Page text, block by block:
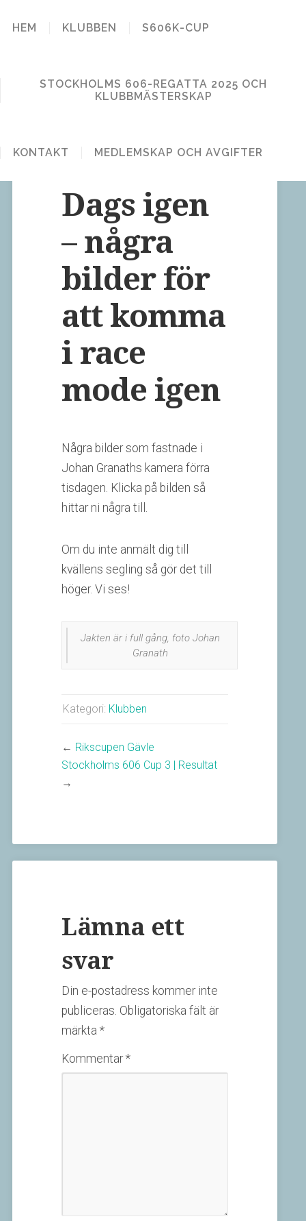
HEM KLUBBEN S606K-CUP
STOCKHOLMS 606-REGATTA 2025 OCH
KLUBBMÄSTERSKAP
KONTAKT MEDLEMSKAP OCH AVGIFTER
STOCKHOLM
606 KLUBB
Lämna en kommentar
Dags igen
– några
bilder för
att komma
i race
mode igen
Några bilder som fastnade i
Johan Granaths kamera förra
tisdagen. Klicka på bilden så
hittar ni några till.
Om du inte anmält dig till
kvällens segling så gör det till
höger. Vi ses!
Jakten är i full gång, foto Johan
Granath
Kategori: Klubben
← Rikscupen Gävle
Stockholms 606 Cup 3 | Resultat
→
Lämna ett
svar
Din e-postadress kommer inte
publiceras. Obligatoriska fält är
märkta *
Kommentar*